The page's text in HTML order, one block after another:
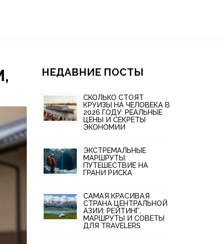
НЕДАВНИЕ ПОСТЫ
СКОЛЬКО СТОЯТ
КРУИЗЫ НА ЧЕЛОВЕКА В
2026 ГОДУ: РЕАЛЬНЫЕ
ЦЕНЫ И СЕКРЕТЫ
ЭКОНОМИИ
ЭКСТРЕМАЛЬНЫЕ
МАРШРУТЫ:
ПУТЕШЕСТВИЕ НА
ГРАНИ РИСКА
САМАЯ КРАСИВАЯ
СТРАНА ЦЕНТРАЛЬНОЙ
АЗИИ: РЕЙТИНГ,
МАРШРУТЫ И СОВЕТЫ
ДЛЯ TRAVELERS